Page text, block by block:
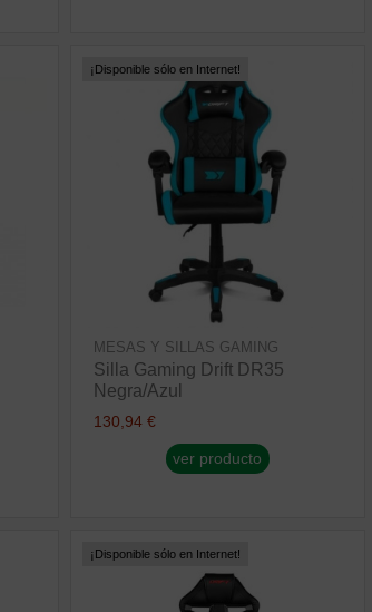
¡Disponible sólo en Internet!
MESAS Y SILLAS GAMING
Silla Gaming Drift DR35
Negra/Azul
130,94 €
ver producto
¡Disponible sólo en Internet!